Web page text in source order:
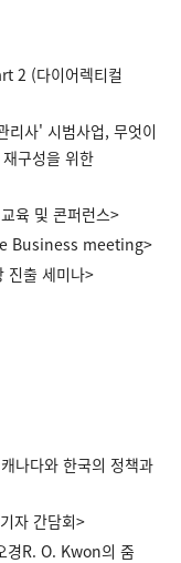
2 (다이어렉티컬
리사' 시범사업, 무엇이
구성을 위한
육 및 콘퍼런스>
Business meeting>
진출 세미나>
나다와 한국의 정책과
자 간담회>
경R. O. Kwon의 줌